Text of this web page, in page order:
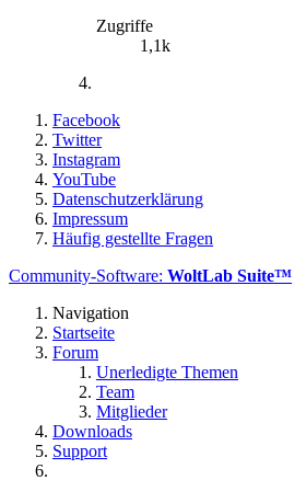
Zugriffe
1,1k
Facebook
Twitter
Instagram
YouTube
Datenschutzerklärung
Impressum
Häufig gestellte Fragen
Community-Software: WoltLab Suite™
Navigation
Startseite
Forum
Unerledigte Themen
Team
Mitglieder
Downloads
Support